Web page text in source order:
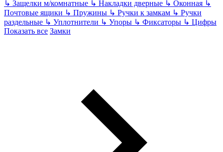
↳ Защелки м/комнатные ↳ Накладки дверные ↳ Оконная ↳
Почтовые ящики ↳ Пружины ↳ Ручки к замкам ↳ Ручки
раздельные ↳ Уплотнители ↳ Упоры ↳ Фиксаторы ↳ Цифры
Показать все Замки